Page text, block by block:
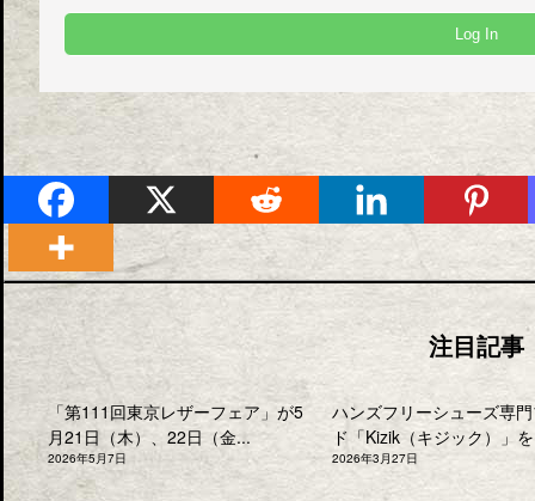
注目記事
「第111回東京レザーフェア」が5
月21日（木）、22日（金...
2026年5月7日
ハンズフリーシューズ専
ド「Kizik（キジック）」
2026年3月27日